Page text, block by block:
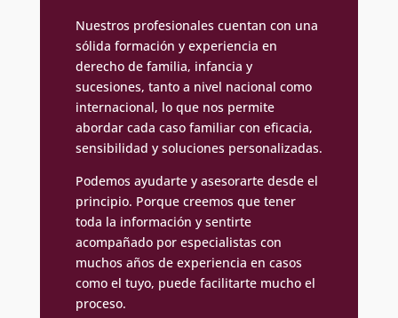
Nuestros profesionales cuentan con una
sólida formación y experiencia en
derecho de familia, infancia y
sucesiones, tanto a nivel nacional como
internacional, lo que nos permite
abordar cada caso familiar con eficacia,
sensibilidad y soluciones personalizadas.
Podemos ayudarte y asesorarte desde el
principio. Porque creemos que tener
toda la información y sentirte
acompañado por especialistas con
muchos años de experiencia en casos
como el tuyo, puede facilitarte mucho el
proceso.